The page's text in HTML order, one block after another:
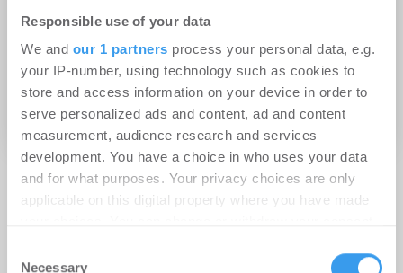
Responsible use of your data
We and our 1 partners process your personal data, e.g.
your IP-number, using technology such as cookies to
store and access information on your device in order to
serve personalized ads and content, ad and content
measurement, audience research and services
development. You have a choice in who uses your data
and for what purposes. Your privacy choices are only
applicable on this digital property where you have made
the Privacy trigger icon.
Necessary
Unternehmensprofil auf konii.de an und werden Sie
für Top-Entscheider der Branche sichtbar.
Präsentieren Sie Ihre Expertise, Ihre klugen Köpfe
und Ihre Dienstleistungen - legen Sie jetzt Ihr
Unternehmensprofil an!